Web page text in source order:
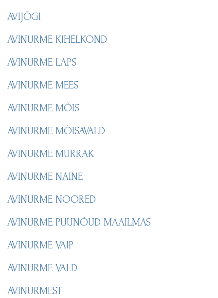
AVIJÕGI
AVINURME KIHELKOND
AVINURME LAPS
AVINURME MEES
AVINURME MÕIS
AVINURME MÕISAVALD
AVINURME MURRAK
AVINURME NAINE
AVINURME NOORED
AVINURME PUUNÕUD MAAILMAS
AVINURME VAIP
AVINURME VALD
AVINURMEST